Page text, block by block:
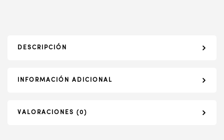
DESCRIPCIÓN
INFORMACIÓN ADICIONAL
VALORACIONES (0)